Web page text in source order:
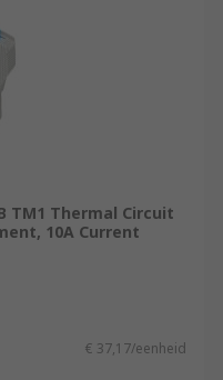
TM1 Thermal Circuit
10A Current
€ 37,17/eenheid